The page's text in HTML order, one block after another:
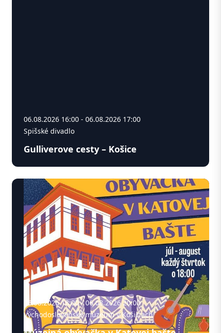
06.08.2026 16:00 - 06.08.2026 17:00
Spišské divadlo
Gulliverove cesty – Košice
06.08.2026 18:00 - 06.08.2026 20:00
Východoslovenské múzeum v Košiciach